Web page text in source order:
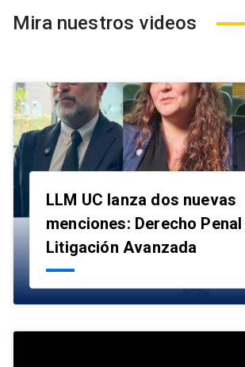
Mira nuestros videos
LLM UC lanza dos nuevas
menciones: Derecho Penal
Litigación Avanzada